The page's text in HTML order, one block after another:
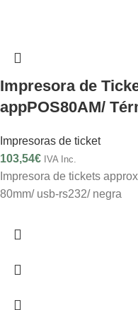
Impresora de
appPOS80AM/
Impresoras de ticket
103,54€ IVA Inc.
Impresora de tickets
80mm/ usb-rs232/ negra